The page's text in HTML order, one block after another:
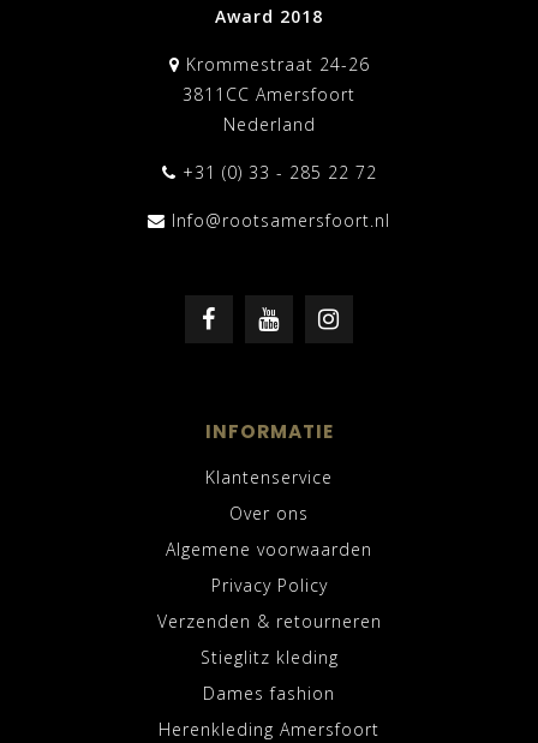
Award 2018
Krommestraat 24-26
3811CC Amersfoort
Nederland
+31 (0) 33 - 285 22 72
Info@rootsamersfoort.nl
INFORMATIE
Klantenservice
Over ons
Algemene voorwaarden
Privacy Policy
Verzenden & retourneren
Stieglitz kleding
Dames fashion
Herenkleding Amersfoort